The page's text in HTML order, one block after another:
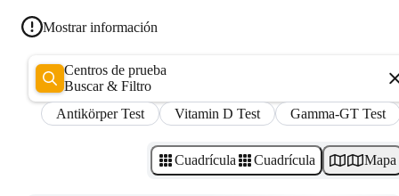
Mostrar información
Centros de prueba
Buscar & Filtro
Antikörper Test
Vitamin D Test Gamma-GT Test
Cuadrícula Cuadrícula Mapa